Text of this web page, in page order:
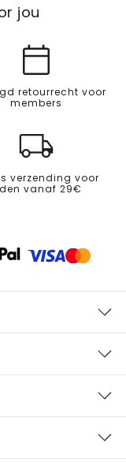
jou
retourrecht voor
members
verzending voor
vanaf 29€